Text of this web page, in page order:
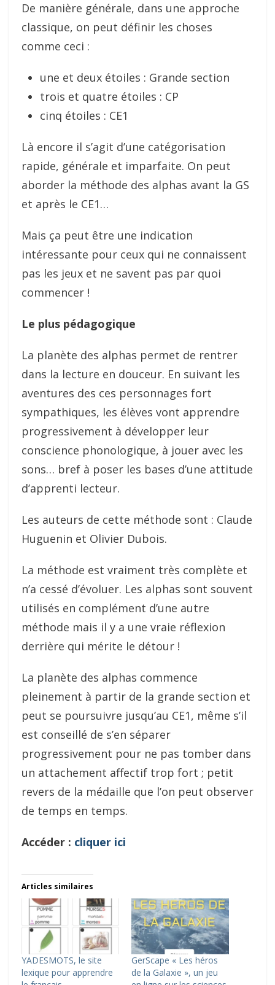
De manière générale, dans une approche
classique, on peut définir les choses
comme ceci :
une et deux étoiles : Grande section
trois et quatre étoiles : CP
cinq étoiles : CE1
Là encore il s’agit d’une catégorisation
rapide, générale et imparfaite. On peut
aborder la méthode des alphas avant la GS
et après le CE1…
Mais ça peut être une indication
intéressante pour ceux qui ne connaissent
pas les jeux et ne savent pas par quoi
commencer !
Le plus pédagogique
La planète des alphas permet de rentrer
dans la lecture en douceur. En suivant les
aventures des ces personnages fort
sympathiques, les élèves vont apprendre
progressivement à développer leur
conscience phonologique, à jouer avec les
sons… bref à poser les bases d’une attitude
d’apprenti lecteur.
Les auteurs de cette méthode sont : Claude
Huguenin et Olivier Dubois.
La méthode est vraiment très complète et
n’a cessé d’évoluer. Les alphas sont souvent
utilisés en complément d’une autre
méthode mais il y a une vraie réflexion
derrière qui mérite le détour !
La planète des alphas commence
pleinement à partir de la grande section et
peut se poursuivre jusqu’au CE1, même s’il
est conseillé de s’en séparer
progressivement pour ne pas tomber dans
un attachement affectif trop fort ; petit
revers de la médaille que l’on peut observer
de temps en temps.
Accéder : cliquer ici
Articles similaires
YADESMOTS, le site
lexique pour apprendre
GerScape « Les héros
de la Galaxie », un jeu